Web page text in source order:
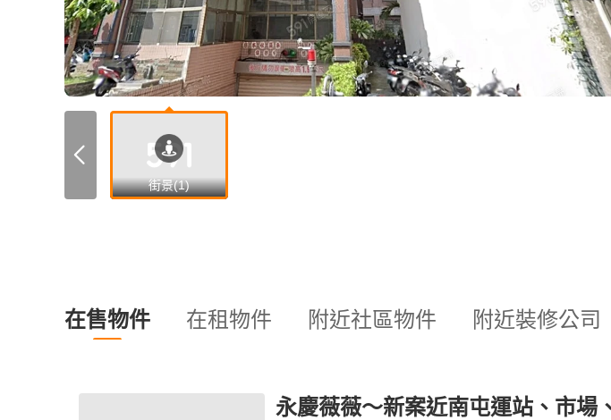
街景(1)
在售物件 在租物件 附近社區物件 附近裝修公司
永慶薇薇～新案近南屯運站、市場